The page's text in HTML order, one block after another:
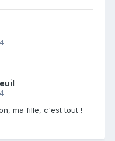
ma fille, c'est tout !